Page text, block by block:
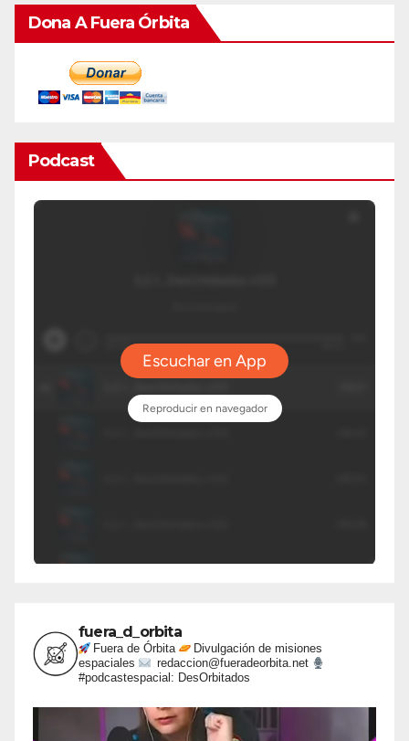
Dona A Fuera Órbita
Podcast
fuera_d_orbita
Fuera de Órbita
Divulgación de misiones
espaciales
redaccion@fueradeorbita.net
#podcastespacial: DesOrbitados